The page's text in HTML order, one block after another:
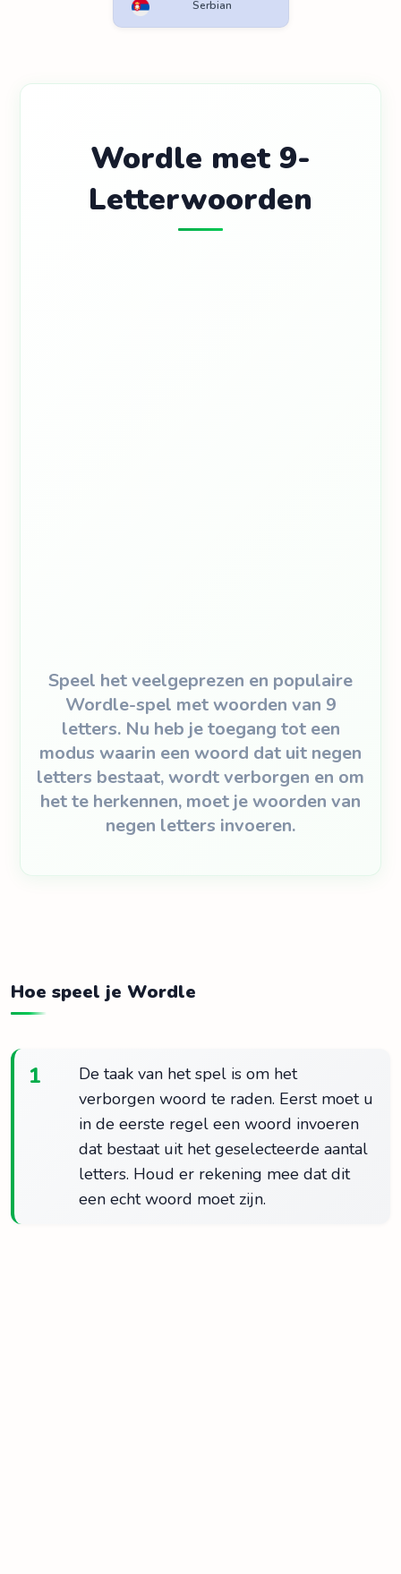
Serbian
Wordle met 9-
Letterwoorden
Speel het veelgeprezen en populaire
Wordle-spel met woorden van 9
letters. Nu heb je toegang tot een
modus waarin een woord dat uit negen
letters bestaat, wordt verborgen en om
het te herkennen, moet je woorden van
negen letters invoeren.
Hoe speel je Wordle
1
De taak van het spel is om het
verborgen woord te raden. Eerst moet u
in de eerste regel een woord invoeren
dat bestaat uit het geselecteerde aantal
letters. Houd er rekening mee dat dit
een echt woord moet zijn.